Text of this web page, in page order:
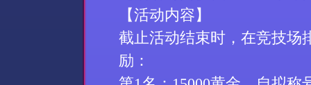
【活动内容】
截止活动结束时，在竞技场
励：